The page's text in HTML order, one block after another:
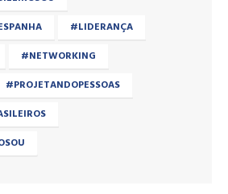
#LIDERANÇA
#NETWORKING
#PROJETANDOPESSOAS